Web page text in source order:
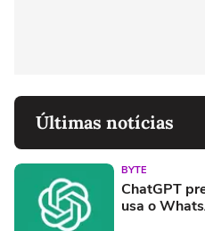
Últimas notícias
BYTE
ChatGPT
usa o